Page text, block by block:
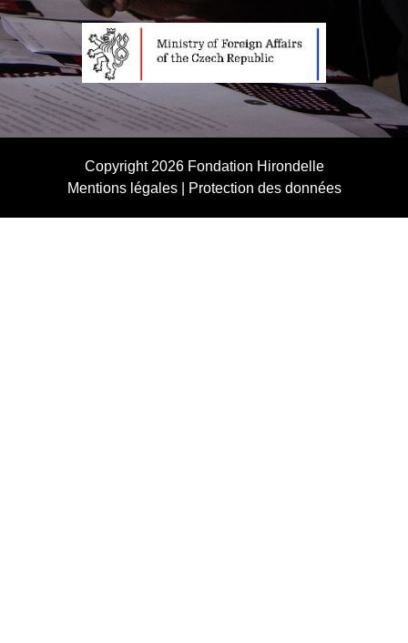
Copyright 2026 Fondation Hirondelle
Mentions légales| Protection des données